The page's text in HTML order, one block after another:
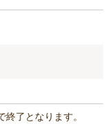
了となります。